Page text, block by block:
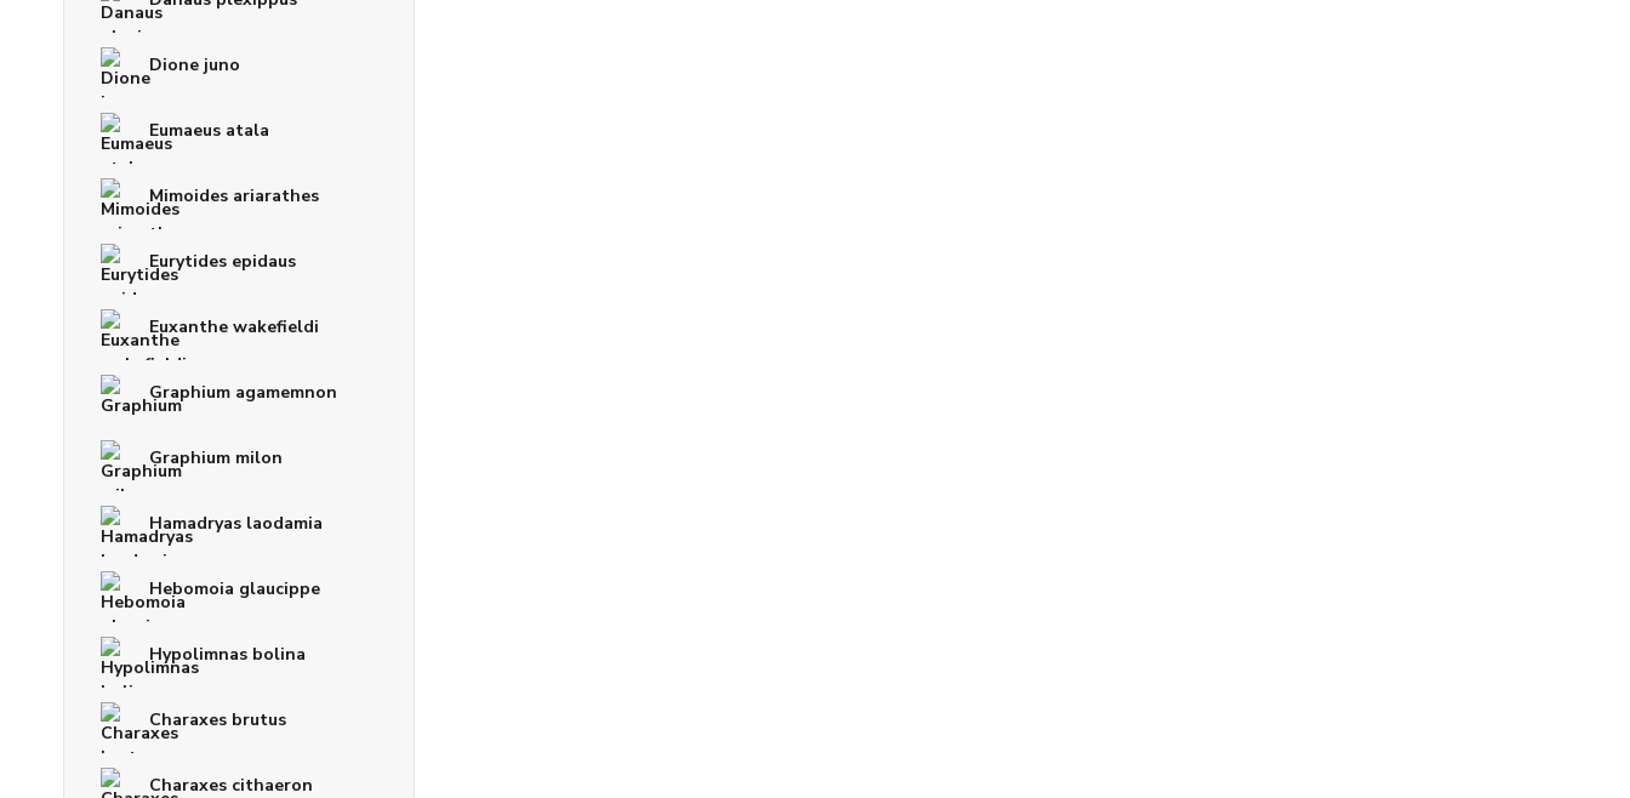
Dione juno
Eumaeus atala
Mimoides ariarathes
Eurytides epidaus
Euxanthe wakefieldi
Graphium agamemnon
Graphium milon
Hamadryas laodamia
Hebomoia glaucippe
Hypolimnas bolina
Charaxes brutus
Charaxes cithaeron